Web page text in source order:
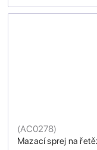
Mazací sprej na
(AC0278)